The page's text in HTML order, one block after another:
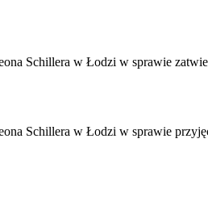
Schillera w Łodzi w sprawie
Schillera w Łodzi w sprawie